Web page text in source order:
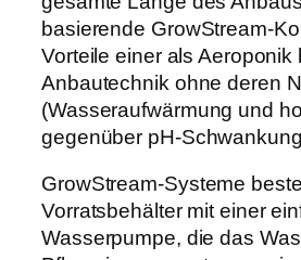
basierende GrowStream-
Vorteile einer als Aeroponik
Anbautechnik ohne deren
(Wasseraufwärmung und
gegenüber pH-
GrowStream-Systeme
Vorratsbehälter mit einer
Wasserpumpe, die das